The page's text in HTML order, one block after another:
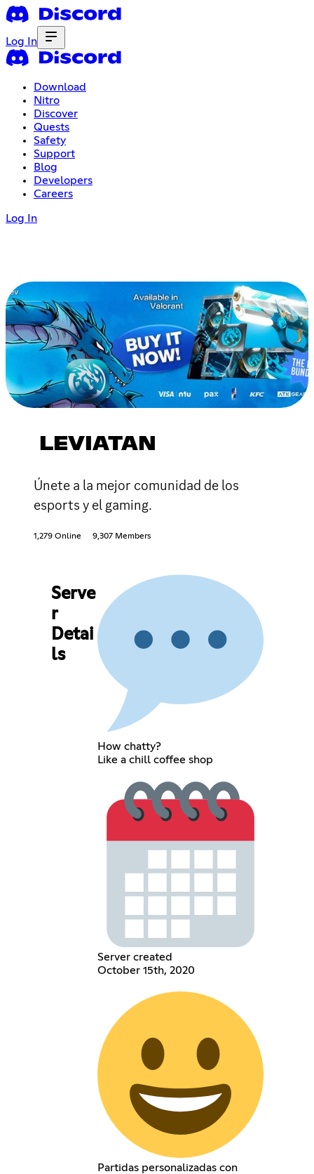
Log In
Download
Nitro
Discover
Quests
Safety
Support
Blog
Developers
Careers
Log In
LEVIATAN
Únete a la mejor comunidad de los
esports y el gaming.
1,279 Online 9,307 Members
Serve
r
Detai
ls
How chatty?
Like a chill coffee shop
Server created
October 15th, 2020
Partidas personalizadas con